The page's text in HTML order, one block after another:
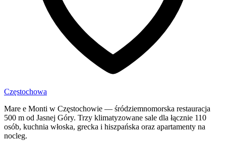
Częstochowa
Mare e Monti w Częstochowie — śródziemnomorska restauracja
500 m od Jasnej Góry. Trzy klimatyzowane sale dla łącznie 110
osób, kuchnia włoska, grecka i hiszpańska oraz apartamenty na
nocleg.